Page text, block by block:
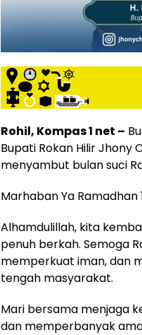
Rohil, Kompas 1 net –
Bupati Rokan Hilir Jhony
menyambut bulan suci
Marhaban Ya Ramadhan
Alhamdulillah, kita
penuh berkah. Semoga
memperkuat iman, dan
tengah masyarakat.
Mari bersama menjaga
dan memperbanyak